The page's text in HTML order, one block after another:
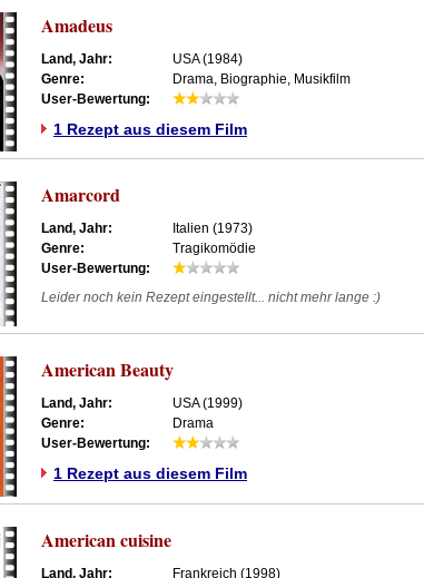
Amadeus
Land, Jahr:
USA (1984)
Genre:
Drama, Biographie, Musikfilm
User-Bewertung:
1 Rezept aus diesem Film
Amarcord
Land, Jahr:
Italien (1973)
Genre:
Tragikomödie
User-Bewertung:
Leider noch kein Rezept eingestellt... nicht mehr lange :)
American Beauty
Land, Jahr:
USA (1999)
Genre:
Drama
User-Bewertung:
1 Rezept aus diesem Film
American cuisine
Land, Jahr: Frankreich (1998)